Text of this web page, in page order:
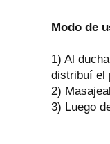
Modo de
1) Al
distribuí el
2)
3) Luego